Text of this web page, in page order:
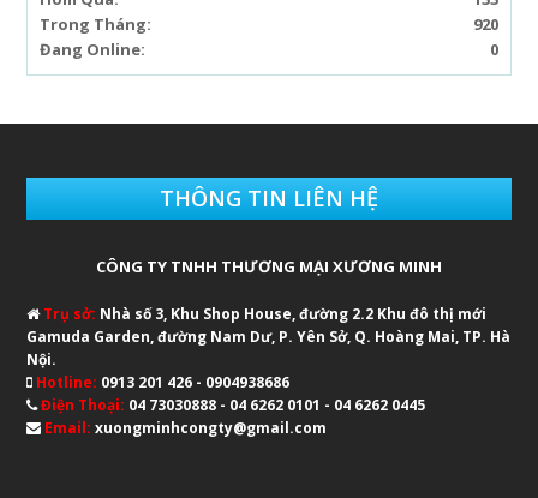
920
Trong Tháng:
0
Đang Online:
THÔNG TIN LIÊN HỆ
CÔNG TY TNHH THƯƠNG MẠI XƯƠNG MINH
Trụ sở: Nhà số 3, Khu Shop House, đường 2.2 Khu đô thị mới
Gamuda Garden, đường Nam Dư, P. Yên Sở, Q. Hoàng Mai, TP. Hà
Nội.
Hotline: 0913 201 426 - 0904938686
Điện Thoại: 04 73030888 - 04 6262 0101 - 04 6262 0445
Email: xuongminhcongty@gmail.com